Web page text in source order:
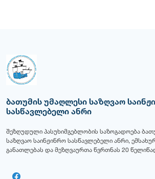
ბათუმის უმაღლესი საზღვაო
სასწავლებელი ანრი
შეზღუდული პასუხიმგებლობის საზოგადოება
საზღვაო საინჟინრო სასწავლებელი ანრი,
განათლებას და მეზღვაურთა წვრთნას 20